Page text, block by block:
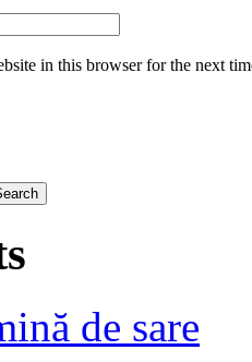
in this browser for the next
de sare